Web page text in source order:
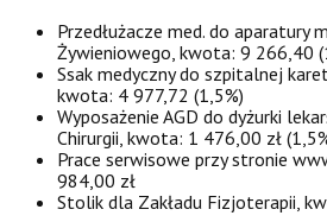
Przedłużacze med. do aparatury
Żywieniowego, kwota: 9 266,40
Ssak medyczny do szpitalnej
kwota: 4 977,72 (1,5%)
Wyposażenie AGD do dyżurki
Chirurgii, kwota: 1 476,00 zł
Prace serwisowe przy stronie
984,00 zł
Stolik dla Zakładu Fizjoterapii,